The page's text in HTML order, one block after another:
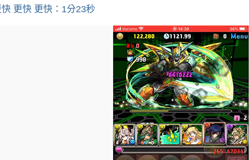
快 更快 更快：1分23秒